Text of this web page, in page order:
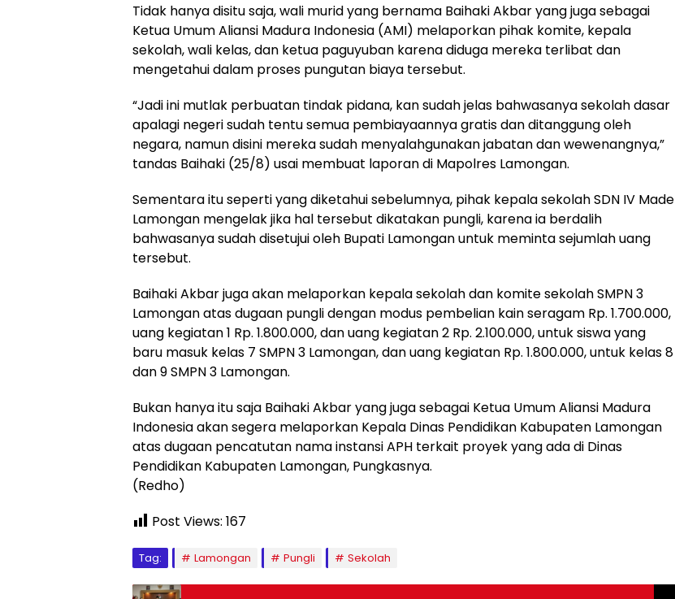
Tidak hanya disitu saja, wali murid yang bernama Baihaki Akbar yang juga sebagai
Ketua Umum Aliansi Madura Indonesia (AMI) melaporkan pihak komite, kepala
sekolah, wali kelas, dan ketua paguyuban karena diduga mereka terlibat dan
mengetahui dalam proses pungutan biaya tersebut.
“Jadi ini mutlak perbuatan tindak pidana, kan sudah jelas bahwasanya sekolah dasar
apalagi negeri sudah tentu semua pembiayaannya gratis dan ditanggung oleh
negara, namun disini mereka sudah menyalahgunakan jabatan dan wewenangnya,”
tandas Baihaki (25/8) usai membuat laporan di Mapolres Lamongan.
Sementara itu seperti yang diketahui sebelumnya, pihak kepala sekolah SDN IV Made
Lamongan mengelak jika hal tersebut dikatakan pungli, karena ia berdalih
bahwasanya sudah disetujui oleh Bupati Lamongan untuk meminta sejumlah uang
tersebut.
Baihaki Akbar juga akan melaporkan kepala sekolah dan komite sekolah SMPN 3
Lamongan atas dugaan pungli dengan modus pembelian kain seragam Rp. 1.700.000,
uang kegiatan 1 Rp. 1.800.000, dan uang kegiatan 2 Rp. 2.100.000, untuk siswa yang
baru masuk kelas 7 SMPN 3 Lamongan, dan uang kegiatan Rp. 1.800.000, untuk kelas 8
dan 9 SMPN 3 Lamongan.
Bukan hanya itu saja Baihaki Akbar yang juga sebagai Ketua Umum Aliansi Madura
Indonesia akan segera melaporkan Kepala Dinas Pendidikan Kabupaten Lamongan
atas dugaan pencatutan nama instansi APH terkait proyek yang ada di Dinas
Pendidikan Kabupaten Lamongan, Pungkasnya.
(Redho)
Post Views: 167
Tag: Lamongan Pungli Sekolah